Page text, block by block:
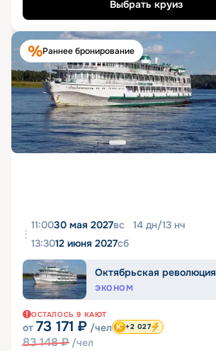
Выбрать круиз
Раннее бронирование
11:0030 мая 2027вс 14 дн/13 нч
13:3012 июня 2027сб
Октябрьская революция
ЭКОНОМ
ОСТАЛОСЬ 9 КАЮТ
от 73 171 ₽ /чел
83 148₽ /чел
+2 027